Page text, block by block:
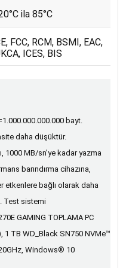
ila 85°C
FCC, RCM, BSMI, EAC,
ICES, BIS
bayt.
daha düşüktür.
1000 MB/sn’ye kadar yazma
barındırma cihazına,
etkenlere bağlı olarak daha
Test sistemi
GAMING TOPLAMA PC
1 TB WD_Black SN750 NVMe™
Windows® 10